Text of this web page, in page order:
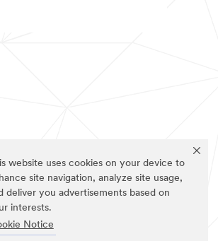
website uses cookies on your device to
site navigation, analyze site usage,
deliver you advertisements based on
interests.
Notice